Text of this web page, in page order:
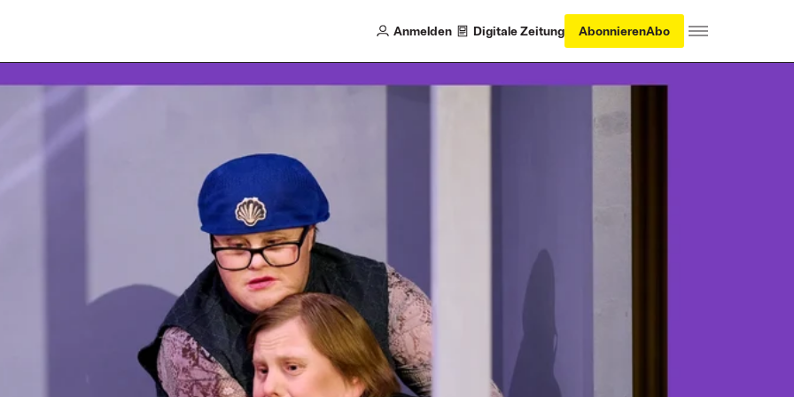
Anmelden Digitale Zeitung AbonnierenAbo